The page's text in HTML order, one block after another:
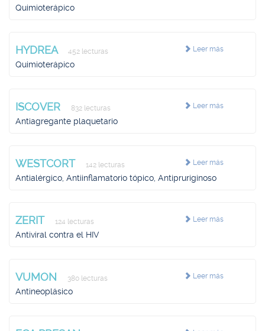
Quimioterápico
Leer más
HYDREA 452 lecturas
Quimioterápico
Leer más
ISCOVER 832 lecturas
Antiagregante plaquetario
Leer más
WESTCORT 142 lecturas
Antialérgico, Antiinflamatorio tópico, Antipruriginoso
Leer más
ZERIT 124 lecturas
Antiviral contra el HIV
Leer más
VUMON 380 lecturas
Antineoplásico